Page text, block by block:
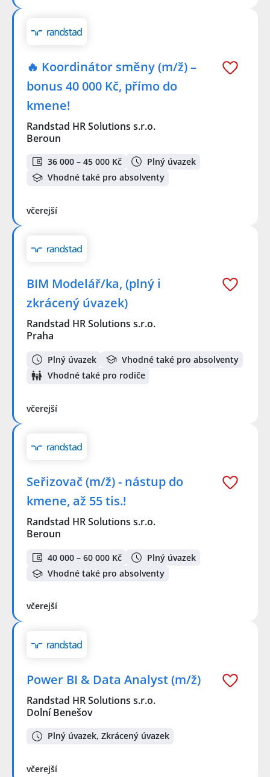
🔥 Koordinátor směny (m/ž) –
bonus 40 000 Kč, přímo do
kmene!
Randstad HR Solutions s.r.o.
Beroun
36 000 – 45 000 Kč
Plný úvazek
Vhodné také pro absolventy
včerejší
BIM Modelář/ka, (plný i
zkrácený úvazek)
Randstad HR Solutions s.r.o.
Praha
Plný úvazek
Vhodné také pro absolventy
Vhodné také pro rodiče
včerejší
Seřizovač (m/ž) - nástup do
kmene, až 55 tis.!
Randstad HR Solutions s.r.o.
Beroun
40 000 – 60 000 Kč
Plný úvazek
Vhodné také pro absolventy
včerejší
Power BI & Data Analyst (m/ž)
Randstad HR Solutions s.r.o.
Dolní Benešov
Plný úvazek, Zkrácený úvazek
včerejší